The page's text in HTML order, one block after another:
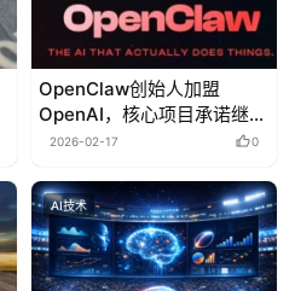
OpenClaw创始人加盟
OpenAI，核心项目承诺继续
开源
2026-02-17 0
AI技术